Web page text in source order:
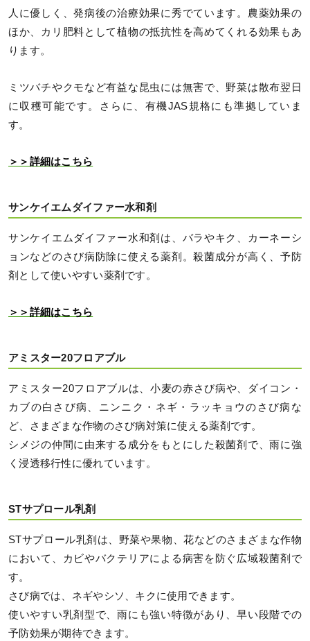
人に優しく、発病後の治療効果に秀でています。農薬効果の
ほか、カリ肥料として植物の抵抗性を高めてくれる効果もあ
ります。
ミツバチやクモなど有益な昆虫には無害で、野菜は散布翌日
に収穫可能です。さらに、有機JAS規格にも準拠していま
す。
＞＞詳細はこちら
サンケイエムダイファー水和剤
サンケイエムダイファー水和剤は、バラやキク、カーネーシ
ョンなどのさび病防除に使える薬剤。殺菌成分が高く、予防
剤として使いやすい薬剤です。
＞＞詳細はこちら
アミスター20フロアブル
アミスター20フロアブルは、小麦の赤さび病や、ダイコン・
カブの白さび病、ニンニク・ネギ・ラッキョウのさび病な
ど、さまざまな作物のさび病対策に使える薬剤です。
シメジの仲間に由来する成分をもとにした殺菌剤で、雨に強
く浸透移行性に優れています。
STサプロール乳剤
STサプロール乳剤は、野菜や果物、花などのさまざまな作物
において、カビやバクテリアによる病害を防ぐ広域殺菌剤で
す。
さび病では、ネギやシソ、キクに使用できます。
使いやすい乳剤型で、雨にも強い特徴があり、早い段階での
予防効果が期待できます。